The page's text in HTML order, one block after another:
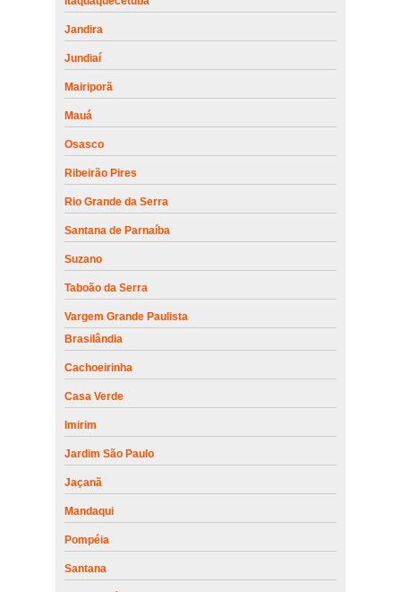
Jandira
Jundiaí
Mairiporã
Mauá
Osasco
Ribeirão Pires
Rio Grande da Serra
Santana de Parnaíba
Suzano
Taboão da Serra
Vargem Grande Paulista
Brasilândia
Cachoeirinha
Casa Verde
Imirim
Jardim São Paulo
Jaçanã
Mandaqui
Pompéia
Santana